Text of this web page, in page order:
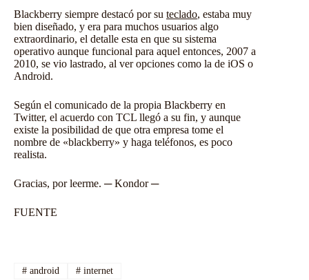
Blackberry siempre destacó por su teclado, estaba muy
bien diseñado, y era para muchos usuarios algo
extraordinario, el detalle esta en que su sistema
operativo aunque funcional para aquel entonces, 2007 a
2010, se vio lastrado, al ver opciones como la de iOS o
Android.
Según el comunicado de la propia Blackberry en
Twitter, el acuerdo con TCL llegó a su fin, y aunque
existe la posibilidad de que otra empresa tome el
nombre de «blackberry» y haga teléfonos, es poco
realista.
Gracias, por leerme. ─ Kondor ─
FUENTE
#android #internet